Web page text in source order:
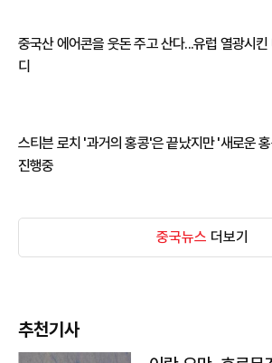
중국산 에어콘을 웃돈 주고 산다...유럽 열광시킨
디
스티븐 로치 '과거의 홍콩'은 끝났지만 '새로운
진행중
중국뉴스 더보기
추천기사